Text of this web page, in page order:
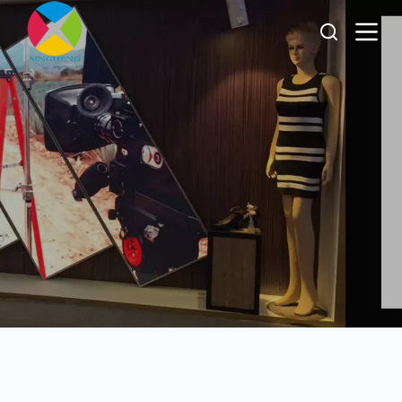
跳
过
内
容